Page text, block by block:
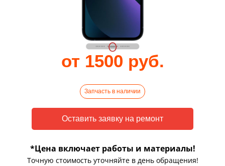
от 1500 руб.
Запчасть в наличии
*Цена включает работы и материалы!
Точную стоимость уточняйте в день обращения!